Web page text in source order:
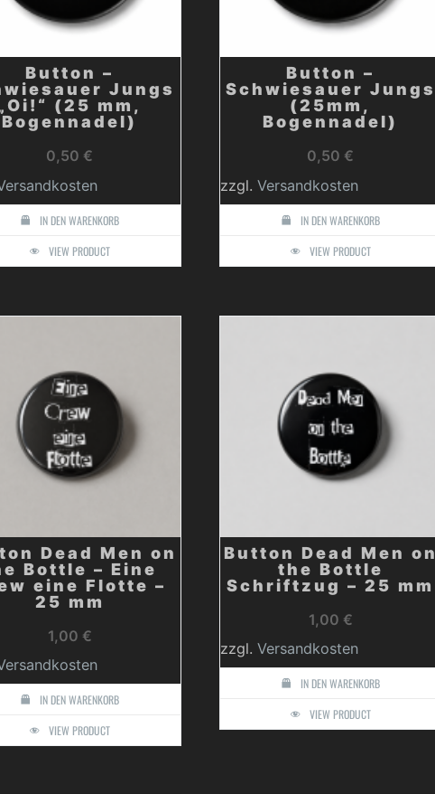
Button –
Jungs
(25 mm,
Bogennadel)
0,50€
IN DEN WARENKORB
VIEW PRODUCT
Button –
Schwiesauer Jungs
(25mm,
Bogennadel)
0,50€
zzgl. Versandkosten
IN DEN WARENKORB
VIEW PRODUCT
Dead Men on
Bottle – Eine
eine Flotte –
25 mm
1,00 €
IN DEN WARENKORB
VIEW PRODUCT
Button Dead Men on
the Bottle
Schriftzug – 25 mm
1,00 €
zzgl. Versandkosten
IN DEN WARENKORB
VIEW PRODUCT